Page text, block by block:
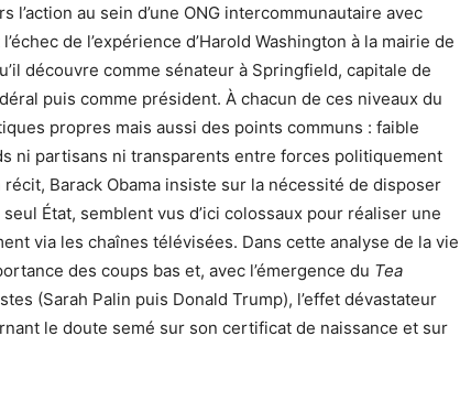
au sein d’une ONG intercommunautaire avec
de l’expérience d’Harold Washington à la mairie de
découvre comme sénateur à Springfield, capitale de
puis comme président. À chacun de ces niveaux du
propres mais aussi des points communs : faible
ni partisans ni transparents entre forces politiquement
Barack Obama insiste sur la nécessité de disposer
État, semblent vus d’ici colossaux pour réaliser une
via les chaînes télévisées. Dans cette analyse de la vie
des coups bas et, avec l’émergence du Tea
(Sarah Palin puis Donald Trump), l’effet dévastateur
le doute semé sur son certificat de naissance et sur